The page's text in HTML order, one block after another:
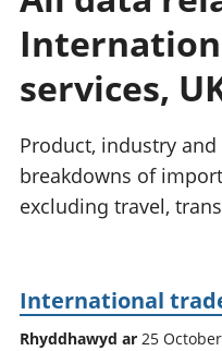
Y diwydiant
manwethu
twristiaeth
services,
Product, industry
breakdowns of
excluding travel,
International
Rhyddhawyd ar 25